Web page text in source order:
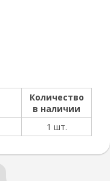
Количество
в наличии
1 шт.